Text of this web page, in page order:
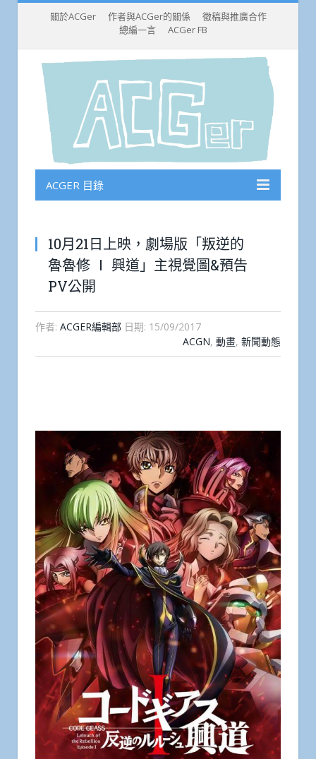
關於ACGer 作者與ACGer的關係
徵稿與推廣合作
總編一言
ACGer FB
ACGER 目錄
10月21日上映，劇場版「叛逆的
魯魯修 Ⅰ 興道」主視覺圖&預告
PV公開
作者: ACGER編輯部 日期: 15/09/2017
ACGN, 動畫, 新聞動態